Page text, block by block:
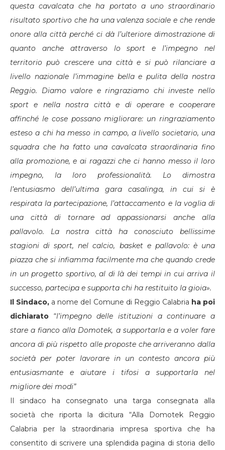
questa cavalcata che ha portato a uno straordinario
risultato sportivo che ha una valenza sociale e che rende
onore alla città perché ci dà l’ulteriore dimostrazione di
quanto anche attraverso lo sport e l’impegno nel
territorio può crescere una città e si può rilanciare a
livello nazionale l’immagine bella e pulita della nostra
Reggio. Diamo valore e ringraziamo chi investe nello
sport e nella nostra città e di operare e cooperare
affinché le cose possano migliorare: un ringraziamento
esteso a chi ha messo in campo, a livello societario, una
squadra che ha fatto una cavalcata straordinaria fino
alla promozione, e ai ragazzi che ci hanno messo il loro
impegno, la loro professionalità. Lo dimostra
l’entusiasmo dell’ultima gara casalinga, in cui si è
respirata la partecipazione, l’attaccamento e la voglia di
una città di tornare ad appassionarsi anche alla
pallavolo. La nostra città ha conosciuto bellissime
stagioni di sport, nel calcio, basket e pallavolo: è una
piazza che si infiamma facilmente ma che quando crede
in un progetto sportivo, al di là dei tempi in cui arriva il
successo, partecipa e supporta chi ha restituito la gioia».
Il Sindaco, a nome del Comune di Reggio Calabria ha poi
dichiarato “l’impegno delle istituzioni a continuare a
stare a fianco alla Domotek, a supportarla e a voler fare
ancora di più rispetto alle proposte che arriveranno dalla
società per poter lavorare in un contesto ancora più
entusiasmante e aiutare i tifosi a supportarla nel
migliore dei modi”
Il sindaco ha consegnato una targa consegnata alla
società che riporta la dicitura “Alla Domotek Reggio
Calabria per la straordinaria impresa sportiva che ha
consentito di scrivere una splendida pagina di storia dello